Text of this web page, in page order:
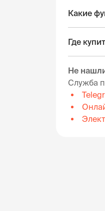
Какие
Где
Не
Служба